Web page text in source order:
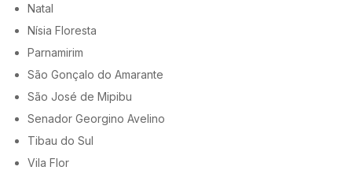
Natal
Nísia Floresta
Parnamirim
São Gonçalo do Amarante
São José de Mipibu
Senador Georgino Avelino
Tibau do Sul
Vila Flor